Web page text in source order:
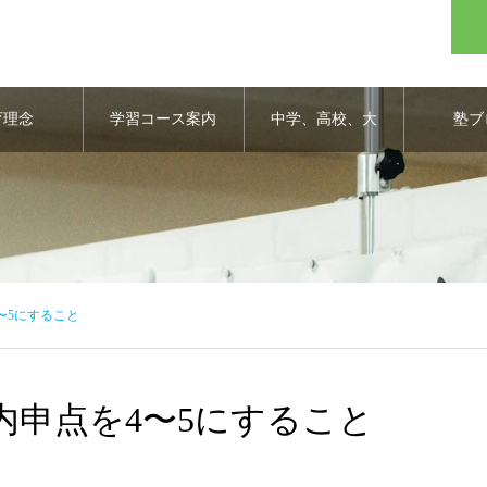
念 学習コース案内 中学、高校、大 塾
5にすること
申点を4〜5にすること